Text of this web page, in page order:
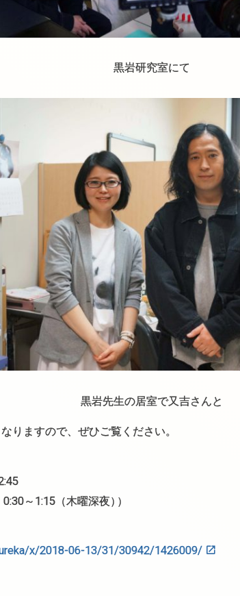
黒岩研究室にて
黒岩先生の居室で又吉さんと
りますので、ぜひご覧ください。
～1:15（木曜深夜） ）
x/2018-06-13/31/30942/1426009/